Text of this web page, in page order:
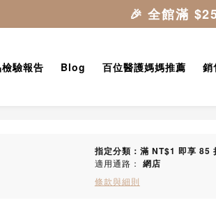
驗報告 Blog 百位醫護媽媽推薦 銷
指定分類：滿 NT$1 即享 85
適用通路： 網店
條款與細則